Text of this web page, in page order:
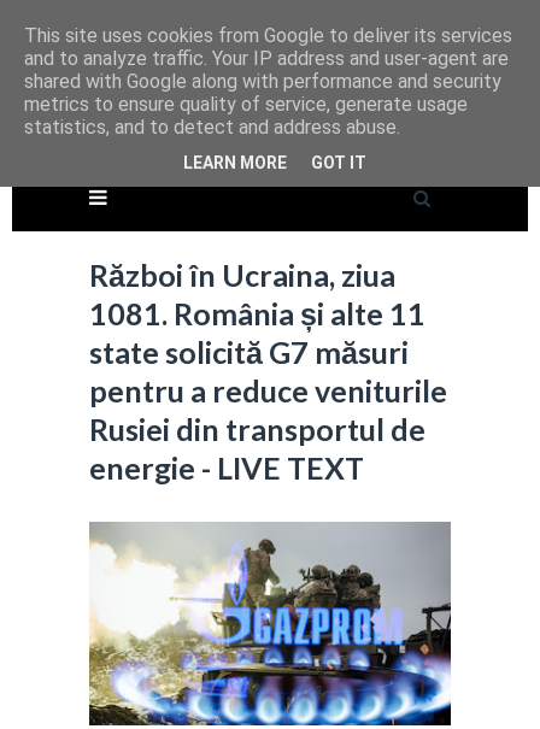
Război în Ucraina, ziua
1081. România și alte 11
state solicită G7 măsuri
pentru a reduce veniturile
Rusiei din transportul de
energie - LIVE TEXT
This site uses cookies from Google to deliver its services
and to analyze traffic. Your IP address and user-agent are
shared with Google along with performance and security
metrics to ensure quality of service, generate usage
statistics, and to detect and address abuse.
LEARN MORE GOT IT